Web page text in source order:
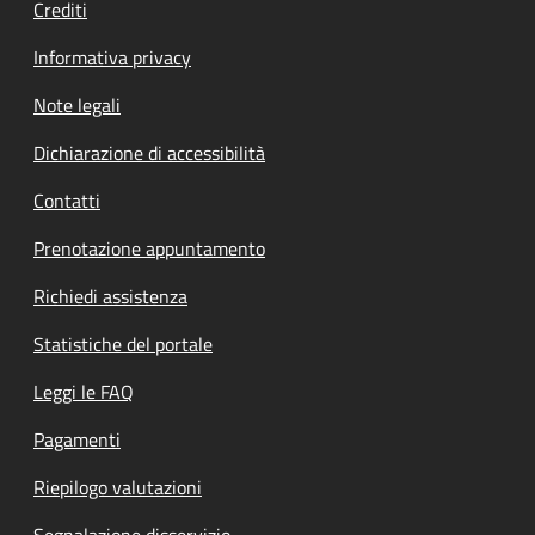
Crediti
Informativa privacy
Note legali
Dichiarazione di accessibilità
Contatti
Prenotazione appuntamento
Richiedi assistenza
Statistiche del portale
Leggi le FAQ
Pagamenti
Riepilogo valutazioni